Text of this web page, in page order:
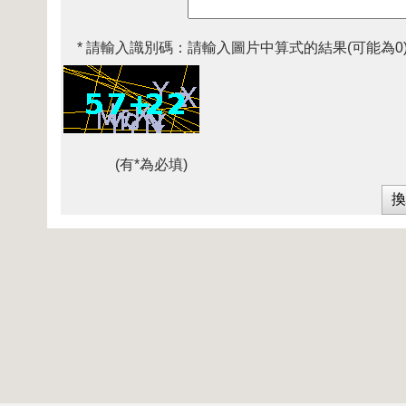
* 請輸入識別碼： 請輸入圖片中算式的結果(可能為
(有*為必填)